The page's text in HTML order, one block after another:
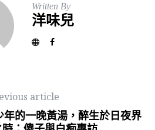
Written By
洋味兒
article
的一晚黃湯，醉生於日夜界